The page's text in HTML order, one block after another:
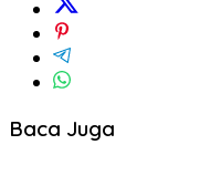
Baca Juga